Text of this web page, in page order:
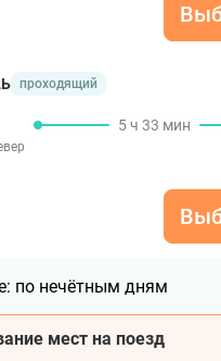
проходящий
5 ч 33 мин
по нечётным дням
мест на поезд